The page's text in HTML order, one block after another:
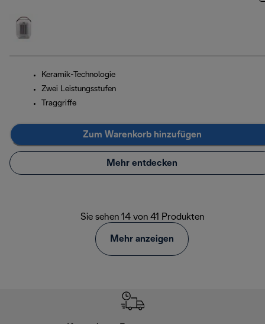
Keramik-Technologie
Zwei Leistungsstufen
Traggriffe
Zum Warenkorb hinzufügen
Mehr entdecken
Sie sehen 14 von 41 Produkten
Mehr anzeigen